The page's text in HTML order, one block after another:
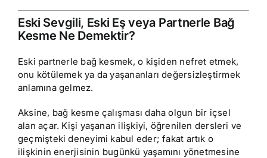
Eski Sevgili, Eski Eş veya Partnerle Bağ
Kesme Ne Demektir?
Eski partnerle bağ kesmek, o kişiden nefret etmek,
onu kötülemek ya da yaşananları değersizleştirmek
anlamına gelmez.
Aksine, bağ kesme çalışması daha olgun bir içsel
alan açar. Kişi yaşanan ilişkiyi, öğrenilen dersleri ve
geçmişteki deneyimi kabul eder; fakat artık o
ilişkinin enerjisinin bugünkü yaşamını yönetmesine